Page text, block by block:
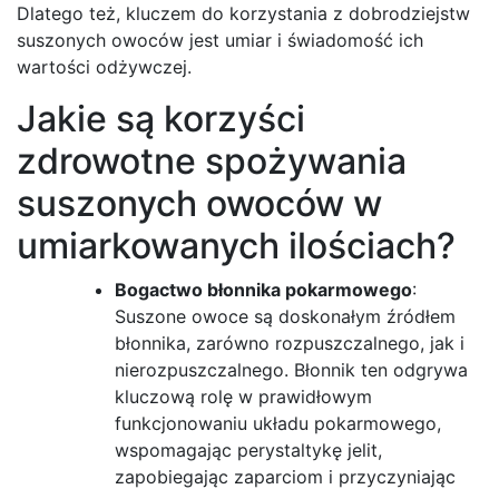
Dlatego też, kluczem do korzystania z dobrodziejstw
suszonych owoców jest umiar i świadomość ich
wartości odżywczej.
Jakie są korzyści
zdrowotne spożywania
suszonych owoców w
umiarkowanych ilościach?
Bogactwo błonnika pokarmowego:
Suszone owoce są doskonałym źródłem
błonnika, zarówno rozpuszczalnego, jak i
nierozpuszczalnego. Błonnik ten odgrywa
kluczową rolę w prawidłowym
funkcjonowaniu układu pokarmowego,
wspomagając perystaltykę jelit,
zapobiegając zaparciom i przyczyniając